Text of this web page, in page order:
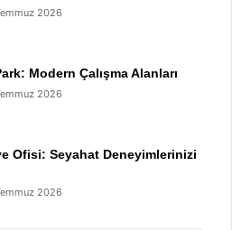
2026
Modern Çalışma Alanları
2026
Ofisi: Seyahat Deneyimlerinizi
2026